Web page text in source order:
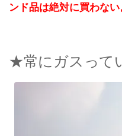
ンド品は絶対に買わな
★常にガスって